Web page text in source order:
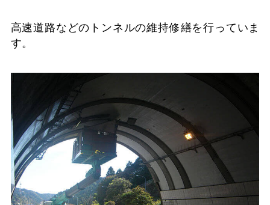
高速道路などのトンネルの維持修繕を行っていま
す。